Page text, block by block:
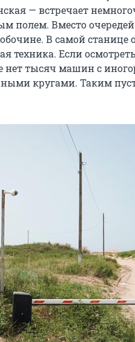
— встречает
полем. Вместо
В самой станице
техника. Если
нет тысяч машин с
кругами. Таким